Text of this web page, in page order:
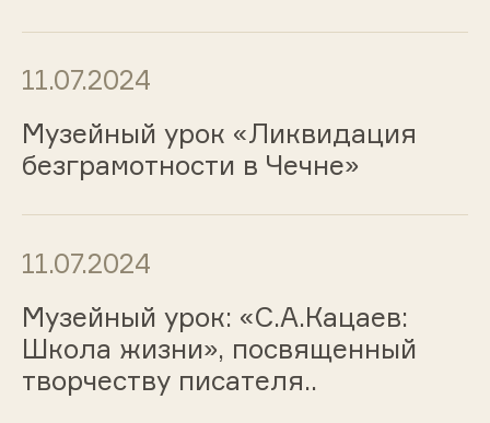
11.07.2024
Музейный урок «Ликвидация
безграмотности в Чечне»
11.07.2024
Музейный урок: «С.А.Кацаев:
Школа жизни», посвященный
творчеству писателя..